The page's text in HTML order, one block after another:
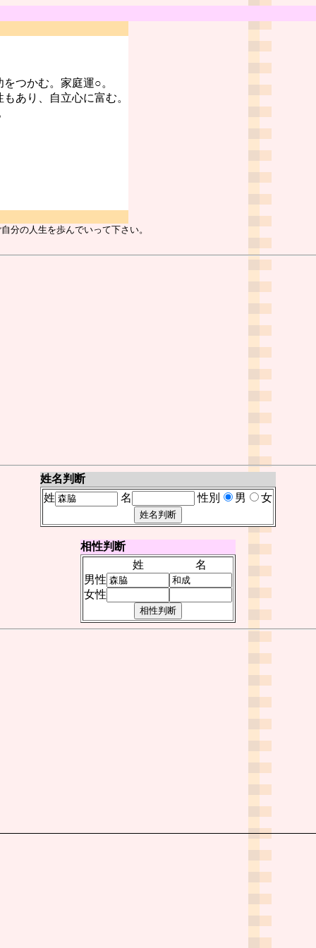
つかむ。家庭運○。
あり、自立心に富む。
分の人生を歩んでいって下さい。
姓名判断
姓
名 性別 男 女
相性判断
姓
名
男性
女性